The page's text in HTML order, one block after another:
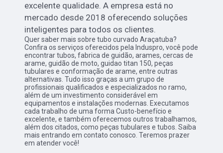
excelente qualidade. A empresa está no
mercado desde 2018 oferecendo soluções
inteligentes para todos os clientes.
Quer saber mais sobre tubo curvado Araçatuba?
Confira os serviços oferecidos pela Induspro, você pode
encontrar tubos, fabrica de guidão, arames, cercas de
arame, guidão de moto, guidao titan 150, peças
tubulares e conformação de arame, entre outras
alternativas. Tudo isso graças a um grupo de
profissionais qualificados e especializados no ramo,
além de um investimento considerável em
equipamentos e instalações modernas. Executamos
cada trabalho de uma forma Custo-benefício e
excelente, e também oferecemos outros trabalhamos,
além dos citados, como peças tubulares e tubos. Saiba
mais entrando em contato conosco. Teremos prazer
em atender você!